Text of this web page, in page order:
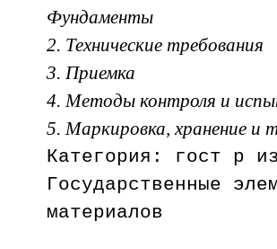
Фундаменты
2. Технические требования
3. Приемка
4. Методы контроля и
5. Маркировка, хранение и
Категория: гост р
Государственные
материалов